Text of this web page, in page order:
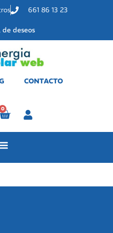
661 86 13 23
de deseos
CONTACTO
0